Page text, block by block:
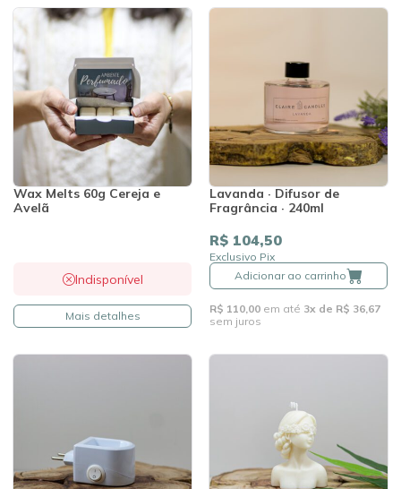
Wax Melts 60g Cereja e
Avelã
Indisponível
Mais detalhes
Lavanda · Difusor de
Fragrância · 240ml
R$ 104,50
Exclusivo Pix
Adicionar ao carrinho
R$ 110,00 em até 3x de R$ 36,67
sem juros